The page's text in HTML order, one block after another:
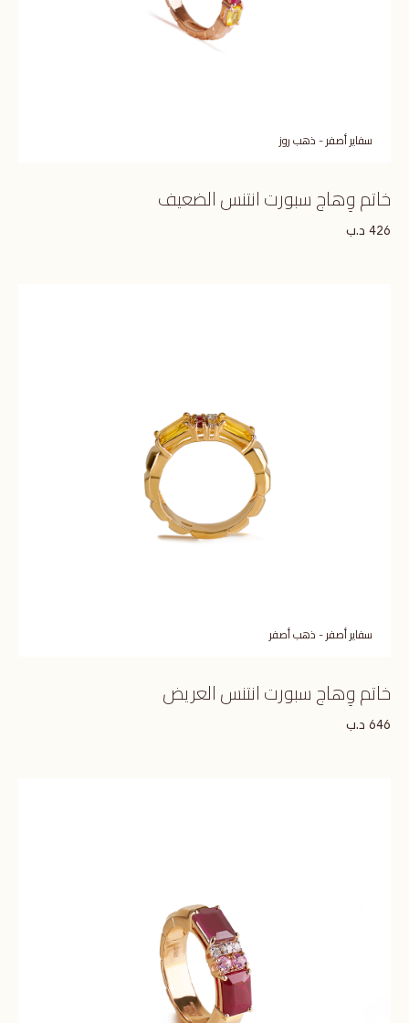
سفاير أصفر - ذهب روز
خاتم وِهاج سبورت انتنس الضعيف
426 د.ب
سفاير أصفر - ذهب أصفر
خاتم وِهاج سبورت انتنس العريض
646 د.ب